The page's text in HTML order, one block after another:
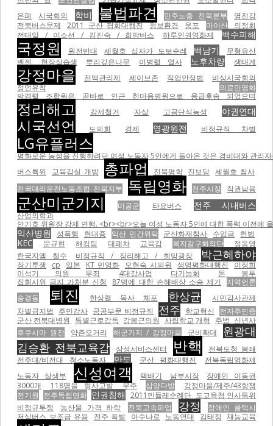
은폐
시국회의 학비 불법파견 민주노총 전북본부
영전강
전북버스문제
2011 군산 평화대행진 청보환경 웅포 마이산
의정회
전태일 / 이소선 / 김진숙 / 희망버스
하루인권영화제 백수피해
국정원 원전반대 세월호 십자가 도보순례 백남기
무형유산
벤젠
현장실습생 뿌리깊은나무 이병렬 열사 노후차량 생태계
강정마을 전액관리제 세이브존 직업안정법
비상시국회의
정언유착
의료민영화
박경렬 조합원은 곧바로 인근 한마음병원으로 응급후송 되었으며
정리해고 강제철거 자살 고공단식농성 야권연대
시국선언 도의회 경제 영광원전 비정규직 차별
LG유플러스
평화로운 농성을 진행하려던 여성 노동자 5인에게 돌아온 것은 경비대와 관
버스특위
교육감실 개방 총파업 전북평학 진보당 세월호 참사
전국대리운전노동조합 전북지부
독립영화 전주시장 직권남용
군산미군기지 미공군 타요버스 전주 시내버스
산업의학과
안기호 위원장 강제 연행. <br><br>오늘 여성 노동자 5인에 대한 폭력 이전
익산병원 성폭행 현대중 익산 민간위탁 군산화재참사 수입금 헌법
KEC 문규현 해킹팀 대폐차 교육감 복지갈구화적단
정동영
한국지엠 철수
비정규직 / 정리해고 / 희망광장 박근혜하야
장기투쟁 cp 일본 KT 민영화 오현숙 시의원 생명평화대행진 이정희
이석기 의원 무죄
4대강사업 다기능화
돈 봉투
집회시위 금지 가처분 신청
87명에 대한 손해배상 소송 제기
지역언론
송경동
퇴진 한상렬 목사 체포 한상균
시민감사관제
차별금지법
주민감사 공공부문 비정규직 전주 학교혁신
전자주민증
군산 전북대병원
특별근로감독 강봉근의원 사립학교 개혁 주범 신년사
후쿠시마 원전
약촌오거리 해군기지 / 강정마을 군비확대
원광대
김승환 전북교육감 삼성서비스센터 반핵
전북도청 봉쇄
전주대/비전대 청소노동자
만도 군산 평화대행진
전북독립영화제
노동자 살생부
신성여객 택배기 남부시장
장애인 이동권
3000개
118명을 형사고발 무주 삼양다방
강정마을/제주/43항쟁
전기원 전주독립영화 인권침해 2011민들레순례단 도교육청 인사특위
비정규투쟁
농산물 가격 하락 전북고속파업 강정
장애인 콜택시
저상버스 보조금 유용
전주 폭발 아수나로 노동연대 김태정 재능교육